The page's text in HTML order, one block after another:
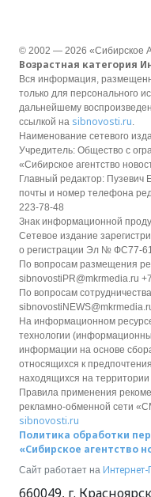
© 2002 — 2026 «Сибирское
Возрастная категория
Вся информация,
только для персонального
дальнейшему
ссылкой на sibnovosti.ru.
Наименование сетевого
Учредитель: Общество с
«Сибирское агентство
Главный редактор: Пузевич
почты и номер телефона
223-78-48
Знак информационной
Сетевое издание
о регистрации Эл № ФС77-
По вопросам размещения
sibnovostiPR@mkrmedia.ru
По вопросам
На информационном
технологии
информации на основе
относящихся к
находящихся на
Правила применения
рекламно-обменной сети
sibnovosti.ru
Политика обработки
«Сибирское агентство
Сайт работает на
660049, г. Красноярск